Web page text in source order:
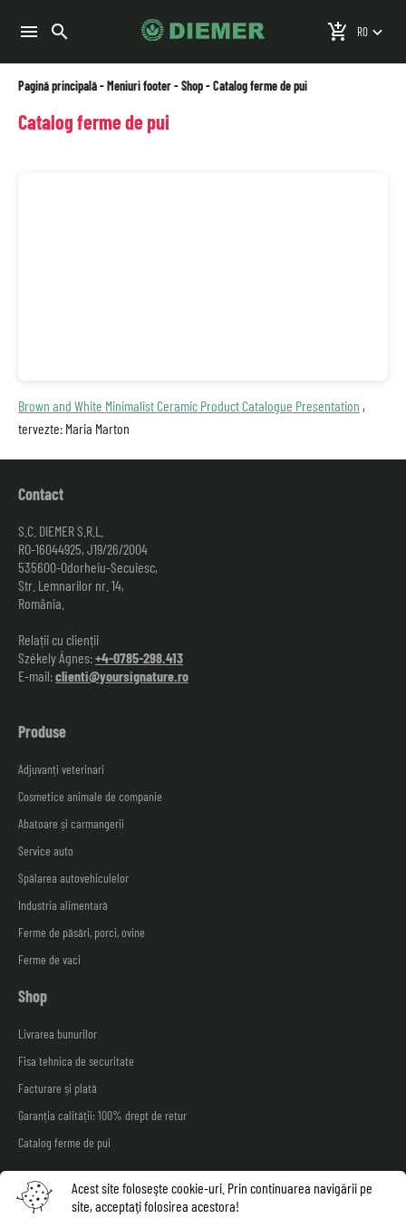
menu search add_shopping_cart keyboard_arrow_down
Pagină principală-Meniuri footer-Shop-Catalog ferme de pui
Catalog ferme de pui
Brown and White Minimalist Ceramic Product Catalogue Presentation ,
tervezte: Maria Marton
Produse
Adjuvanți veterinari
Cosmetice animale de companie
Abatoare și carmangerii
Service auto
Spălarea autovehiculelor
Industria alimentară
Ferme de păsări, porci, ovine
Ferme de vaci
Shop
Livrarea bunurilor
Fisa tehnica de securitate
Facturare și plată
Garanția calității: 100% drept de retur
Catalog ferme de pui
Protecția consumatorului
Contact
S.C. DIEMER S.R.L.
RO-16044925, J19/26/2004
535600-Odorheiu-Secuiesc,
Str. Lemnarilor nr. 14,
România.
Relații cu clienții
Székely Ágnes:+4-0785-298.413
E-mail:clienti@yoursignature.ro
Acest site foloseşte cookie-uri. Prin continuarea navigării pe
site, acceptaţi folosirea acestora!